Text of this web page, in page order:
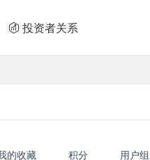
投资者关系
的收藏 积分 用户组